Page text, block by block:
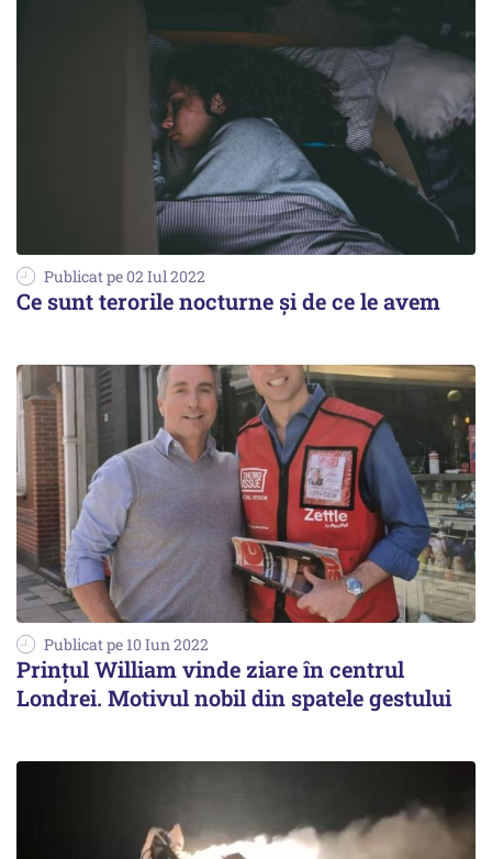
Publicat pe 02 Iul 2022
Ce sunt terorile nocturne și de ce le avem
Publicat pe 10 Iun 2022
Prințul William vinde ziare în centrul
Londrei. Motivul nobil din spatele gestului